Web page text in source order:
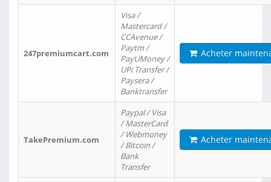
247premiumcart.com
Visa /
Mastercard /
CCAvenue /
Paytm /
PayUMoney /
UPi Transfer /
Paysera /
Banktransfer
Acheter
TakePremium.com
Paypal / Visa
/ MasterCard
/ Webmoney
/ Bitcoin /
Bank
Transfer
Acheter